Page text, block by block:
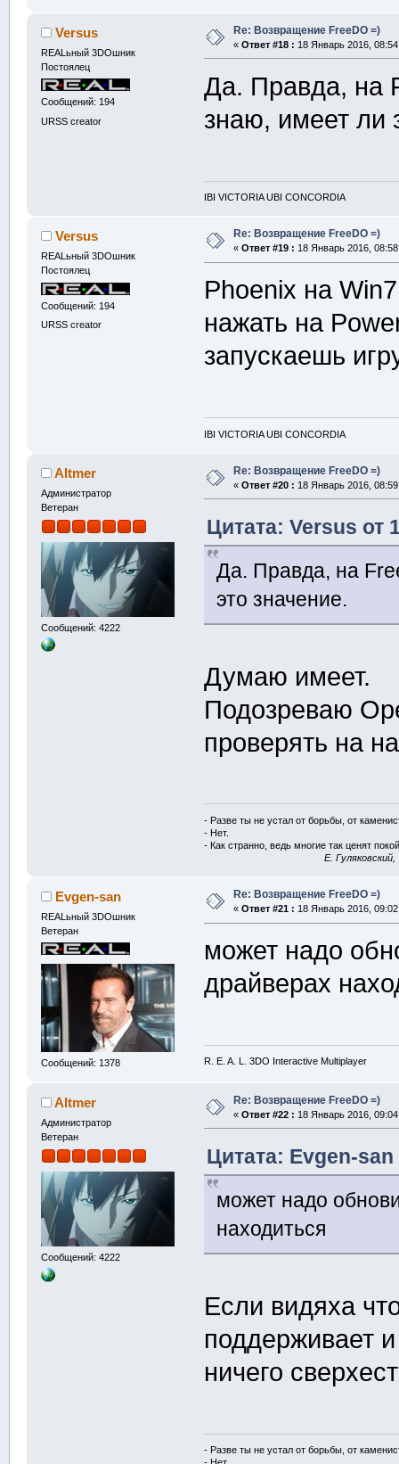
Versus
REALьный 3DOшник
Постоялец
Сообщений: 194
URSS creator
Re: Возвращение FreeDO =)
« Ответ #18 : 18 Январь 2016,
Да. Правда, на
знаю, имеет ли
IBI VICTORIA UBI CONCORDIA
Versus
REALьный 3DOшник
Постоялец
Сообщений: 194
URSS creator
Re: Возвращение FreeDO =)
« Ответ #19 : 18 Январь 2016,
Phoenix на
нажать на
запускаешь
IBI VICTORIA UBI CONCORDIA
Altmer
Администратор
Ветеран
Сообщений: 4222
Re: Возвращение FreeDO =)
« Ответ #20 : 18 Январь 2016,
Цитата: Versus от
Да. Правда, на
это значение.
Думаю имеет.
Подозреваю
проверять на
- Разве ты не устал от борьбы, от
- Нет.
- Как странно, ведь многие так ценят
E.
Evgen-san
REALьный 3DOшник
Ветеран
Сообщений: 1378
Re: Возвращение FreeDO =)
« Ответ #21 : 18 Январь 2016,
может надо
драйверах
R. E. A. L. 3DO Interactive Multiplayer
Altmer
Администратор
Ветеран
Сообщений: 4222
Re: Возвращение FreeDO =)
« Ответ #22 : 18 Январь 2016,
Цитата: Evgen-
может надо
находиться
Если видяха
поддерживает
ничего
- Разве ты не устал от борьбы, от